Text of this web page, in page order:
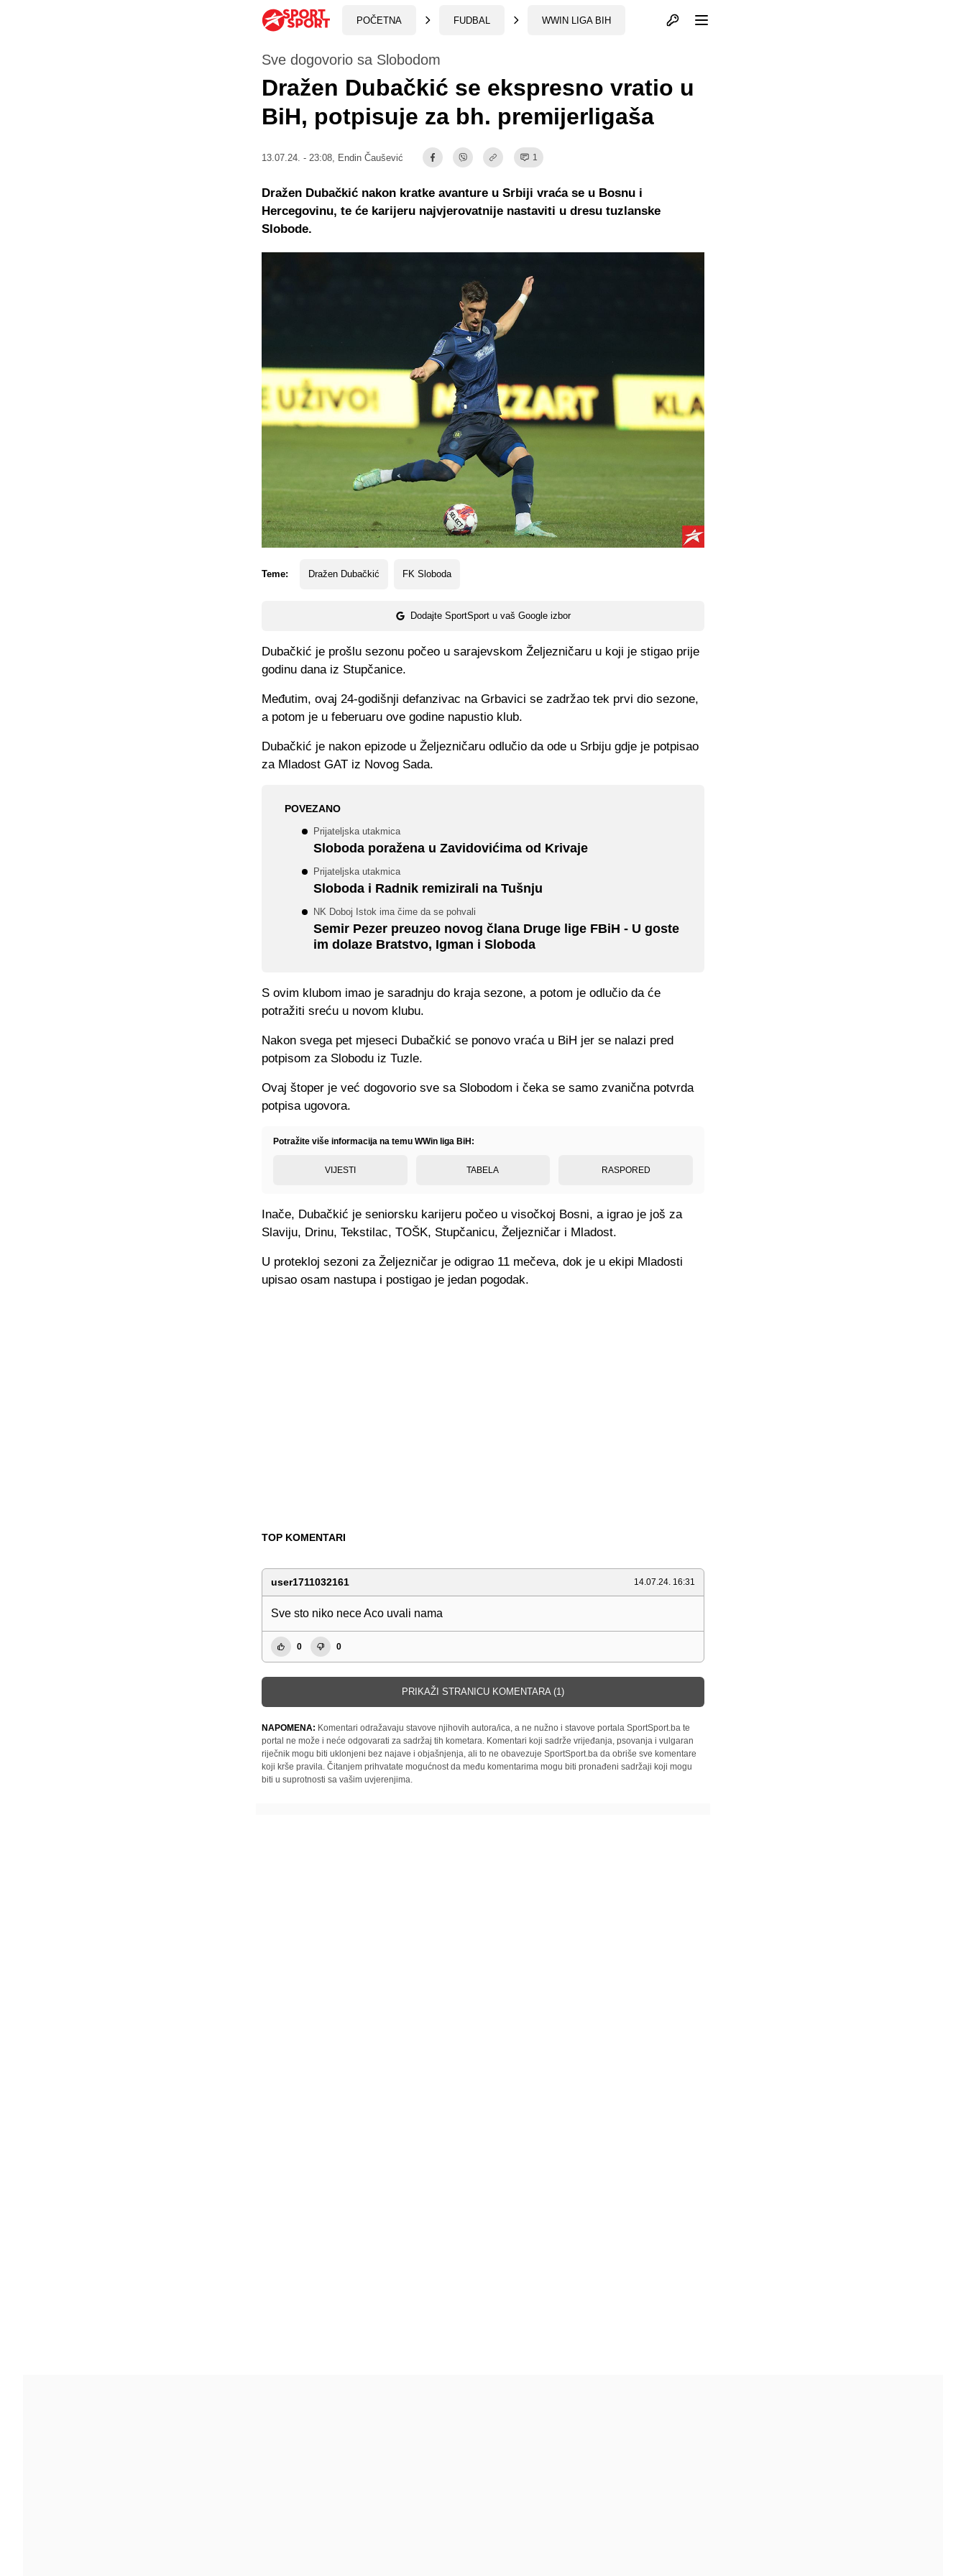
POČETNA FUDBAL WWIN LIGA BIH Otvori profil
Sve dogovorio sa Slobodom
Dražen Dubačkić se ekspresno vratio u
BiH, potpisuje za bh. premijerligaša
13.07.24. - 23:08, Endin Čaušević 1
Teme: Dražen Dubačkić FK Sloboda
Dodajte SportSport u vaš Google izbor
Dražen Dubačkić nakon kratke avanture u Srbiji vraća se u Bosnu i
Hercegovinu, te će karijeru najvjerovatnije nastaviti u dresu tuzlanske
Slobode.
Dubačkić je prošlu sezonu počeo u sarajevskom Željezničaru u koji je stigao prije
godinu dana iz Stupčanice.
Međutim, ovaj 24-godišnji defanzivac na Grbavici se zadržao tek prvi dio sezone,
a potom je u feberuaru ove godine napustio klub.
Dubačkić je nakon epizode u Željezničaru odlučio da ode u Srbiju gdje je potpisao
za Mladost GAT iz Novog Sada.
POVEZANO
Prijateljska utakmica
Sloboda poražena u Zavidovićima od Krivaje
Prijateljska utakmica
Sloboda i Radnik remizirali na Tušnju
NK Doboj Istok ima čime da se pohvali
Semir Pezer preuzeo novog člana Druge lige FBiH - U goste
im dolaze Bratstvo, Igman i Sloboda
S ovim klubom imao je saradnju do kraja sezone, a potom je odlučio da će
potražiti sreću u novom klubu.
Nakon svega pet mjeseci Dubačkić se ponovo vraća u BiH jer se nalazi pred
potpisom za Slobodu iz Tuzle.
Ovaj štoper je već dogovorio sve sa Slobodom i čeka se samo zvanična potvrda
potpisa ugovora.
Potražite više informacija na temu WWin liga BiH:
VIJESTI TABELA RASPORED
Inače, Dubačkić je seniorsku karijeru počeo u visočkoj Bosni, a igrao je još za
Slaviju, Drinu, Tekstilac, TOŠK, Stupčanicu, Željezničar i Mladost.
U protekloj sezoni za Željezničar je odigrao 11 mečeva, dok je u ekipi Mladosti
upisao osam nastupa i postigao je jedan pogodak.
TOP KOMENTARI
user1711032161 14.07.24. 16:31
Sve sto niko nece Aco uvali nama
0 0
PRIKAŽI STRANICU KOMENTARA (1)
NAPOMENA: Komentari odražavaju stavove njihovih autora/ica, a ne nužno i stavove portala SportSport.ba te
portal ne može i neće odgovarati za sadržaj tih kometara. Komentari koji sadrže vrijeđanja, psovanja i vulgaran
riječnik mogu biti uklonjeni bez najave i objašnjenja, ali to ne obavezuje SportSport.ba da obriše sve komentare
koji krše pravila. Čitanjem prihvatate mogućnost da među komentarima mogu biti pronađeni sadržaji koji mogu
biti u suprotnosti sa vašim uvjerenjima.